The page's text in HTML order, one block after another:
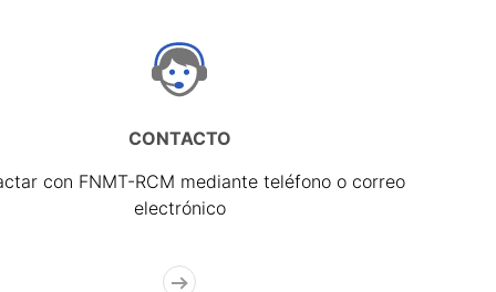
CONTACTO
con FNMT-RCM mediante teléfono o correo
electrónico